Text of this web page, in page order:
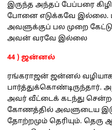
இருந்த அந்தப் பேப்பரை
போனை எடுக்கவே இல்லை.
அவளுக்குப் பல முறை
அவன் வரவே இல்லை
44 ) ஜன்னல்
ரங்கராஜன் ஜன்னல்
பார்த்துக்கொண்டிருந்தார்.
அவர் வீட்டைக் கடந்து
கோணத்தில் அவளுடைய
தோற்றமும் தெரியும். தெரு